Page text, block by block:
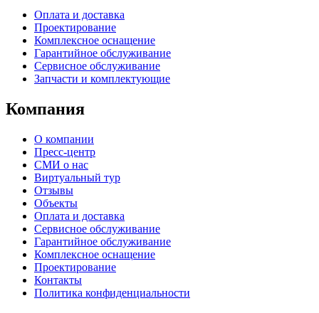
Оплата и доставка
Проектирование
Комплексное оснащение
Гарантийное обслуживание
Сервисное обслуживание
Запчасти и комплектующие
Компания
О компании
Пресс-центр
СМИ о нас
Виртуальный тур
Отзывы
Объекты
Оплата и доставка
Сервисное обслуживание
Гарантийное обслуживание
Комплексное оснащение
Проектирование
Контакты
Политика конфиденциальности